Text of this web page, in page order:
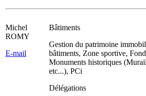
Michel
ROMY
E-mail
Bâtiments
Gestion du patrimoine
bâtiments, Zone sportive,
Monuments historiques
etc...), PCi
Délégations